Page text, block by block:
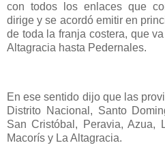
con todos los enlaces que
dirige y se acordó emitir en
de toda la franja costera, que
Altagracia hasta Pedernales.
En ese sentido dijo que las
Distrito Nacional, Santo
San Cristóbal, Peravia, Azua,
Macorís y La Altagracia.